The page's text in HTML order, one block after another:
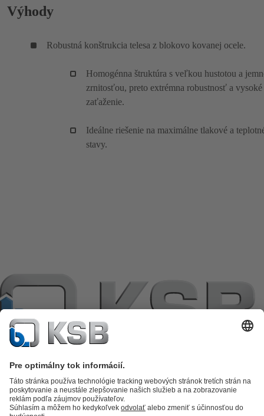
Výhody
Robustná konštrukcia telesa z blokovo kovanej ocele.
Homogénna štruktúra s veľkou hustotou a
zrnitosťou, preto extrémna robustnosť a vysoké
zaťaženie.
Ideálne riešenie na maximálne tlakové a
stavy.
Katalóg produktovKSB SupremeServ: Premium service for pumps
and valvesKSB SupremeServ: Spare partsNákupný košíkSoftware a